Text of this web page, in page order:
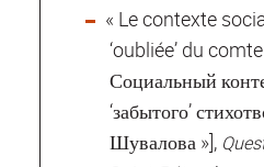
« Le contexte
‘oubliée’ du
Социальный
‘забытого’
Шувалова »],